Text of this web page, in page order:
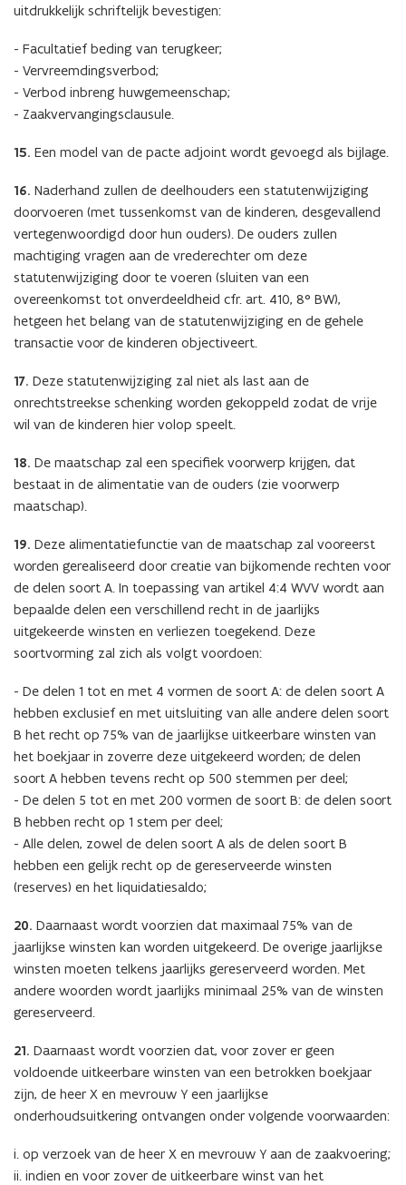
uitdrukkelijk schriftelijk bevestigen:
- Facultatief beding van terugkeer;
- Vervreemdingsverbod;
- Verbod inbreng huwgemeenschap;
- Zaakvervangingsclausule.
15. Een model van de pacte adjoint wordt gevoegd als bijlage.
16. Naderhand zullen de deelhouders een statutenwijziging
doorvoeren (met tussenkomst van de kinderen, desgevallend
vertegenwoordigd door hun ouders). De ouders zullen
machtiging vragen aan de vrederechter om deze
statutenwijziging door te voeren (sluiten van een
overeenkomst tot onverdeeldheid cfr. art. 410, 8° BW),
hetgeen het belang van de statutenwijziging en de gehele
transactie voor de kinderen objectiveert.
17. Deze statutenwijziging zal niet als last aan de
onrechtstreekse schenking worden gekoppeld zodat de vrije
wil van de kinderen hier volop speelt.
18. De maatschap zal een specifiek voorwerp krijgen, dat
bestaat in de alimentatie van de ouders (zie voorwerp
maatschap).
19. Deze alimentatiefunctie van de maatschap zal vooreerst
worden gerealiseerd door creatie van bijkomende rechten voor
de delen soort A. In toepassing van artikel 4:4 WVV wordt aan
bepaalde delen een verschillend recht in de jaarlijks
uitgekeerde winsten en verliezen toegekend. Deze
soortvorming zal zich als volgt voordoen:
- De delen 1 tot en met 4 vormen de soort A: de delen soort A
hebben exclusief en met uitsluiting van alle andere delen soort
B het recht op 75% van de jaarlijkse uitkeerbare winsten van
het boekjaar in zoverre deze uitgekeerd worden; de delen
soort A hebben tevens recht op 500 stemmen per deel;
- De delen 5 tot en met 200 vormen de soort B: de delen soort
B hebben recht op 1 stem per deel;
- Alle delen, zowel de delen soort A als de delen soort B
hebben een gelijk recht op de gereserveerde winsten
(reserves) en het liquidatiesaldo;
20. Daarnaast wordt voorzien dat maximaal 75% van de
jaarlijkse winsten kan worden uitgekeerd. De overige jaarlijkse
winsten moeten telkens jaarlijks gereserveerd worden. Met
andere woorden wordt jaarlijks minimaal 25% van de winsten
gereserveerd.
21. Daarnaast wordt voorzien dat, voor zover er geen
voldoende uitkeerbare winsten van een betrokken boekjaar
zijn, de heer X en mevrouw Y een jaarlijkse
onderhoudsuitkering ontvangen onder volgende voorwaarden:
i. op verzoek van de heer X en mevrouw Y aan de zaakvoering;
ii. indien en voor zover de uitkeerbare winst van het